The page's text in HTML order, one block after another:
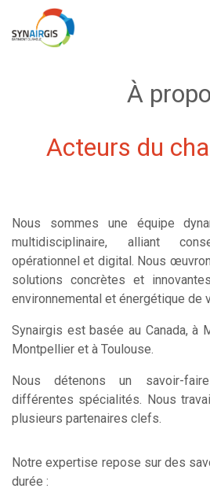
À
Acteurs du
Nous sommes une équipe
multidisciplinaire, alliant
opérationnel et digital. Nous
solutions concrètes et
environnemental et énergétique de
Synairgis est basée au Canada, à
Montpellier et à Toulouse.
Nous détenons un savoir-
différentes spécialités. Nous
plusieurs partenaires clefs.
Notre expertise repose sur des
durée :